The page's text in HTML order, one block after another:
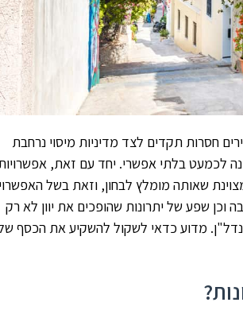
חסרות תקדים לצד מדיניות מיסוי נרחבת
לכמעט בלתי אפשרי. יחד עם זאת, אפשרויות
שאותה מומלץ לבחון, וזאת בשל
וכן שפע של יתרונות שהופכים את יוון לא רק
מדוע כדאי לשקול להשקיע את הכסף